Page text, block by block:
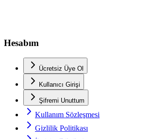
Hesabım
Ücretsiz Üye Ol
Kullanıcı Girişi
Şifremi Unuttum
Kullanım Sözleşmesi
Gizlilik Politikası